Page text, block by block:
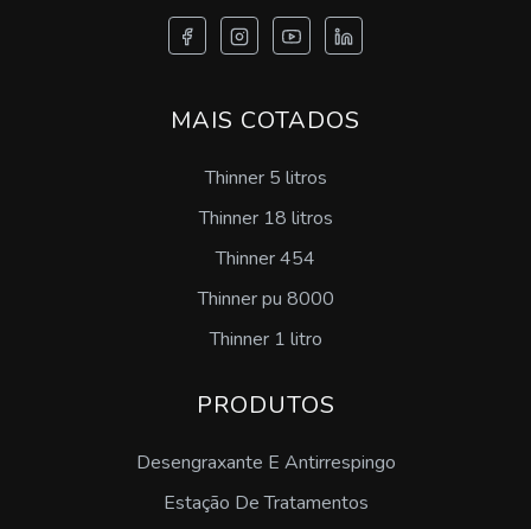
Aditivo floculante sp
Emulsão de silicone desmoldante preço
Comprar emulsão de silicone
Lubrificante desengripante sp
Desengraxante para as mãos
MAIS COTADOS
Thinner 5 litros
Thinner 18 litros
Thinner 454
Thinner pu 8000
Thinner 1 litro
PRODUTOS
Desengraxante E Antirrespingo
Estação De Tratamentos